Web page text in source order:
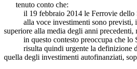
tenuto conto che:
il 19 febbraio 2014 le Ferrovie dello
alla voce investimenti sono previsti,
superiore alla media degli anni
in questo contesto preoccupa che lo
risulta quindi urgente la definizione di
quella degli investimenti autofinanziati,